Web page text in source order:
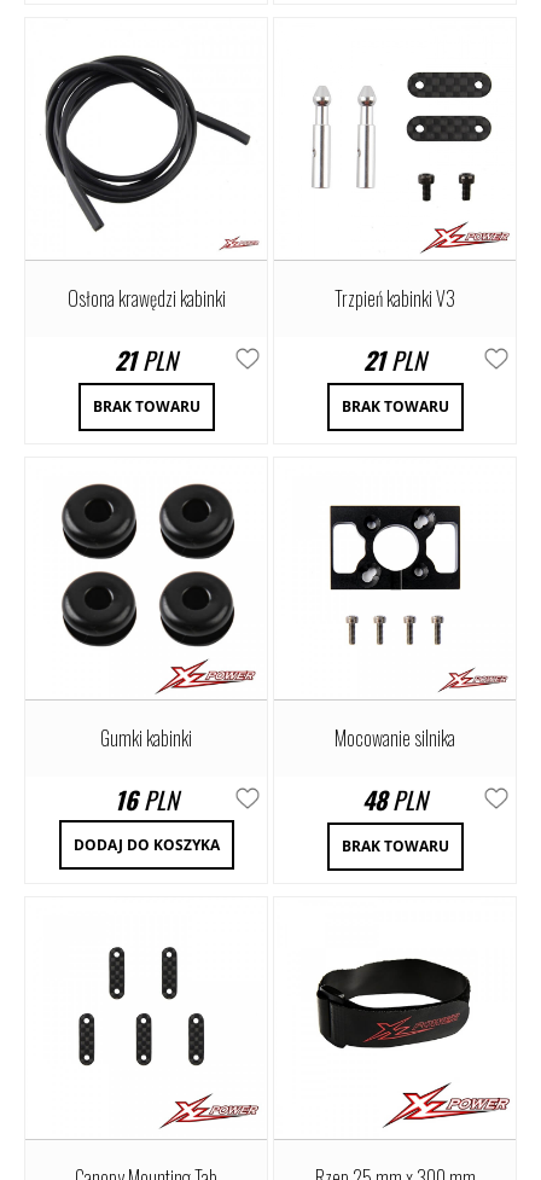
Osłona krawędzi kabinki
21PLN
BRAK TOWARU
Trzpień kabinki V3
21PLN
BRAK TOWARU
Gumki kabinki
16PLN
DODAJ DO KOSZYKA
Mocowanie silnika
48PLN
BRAK TOWARU